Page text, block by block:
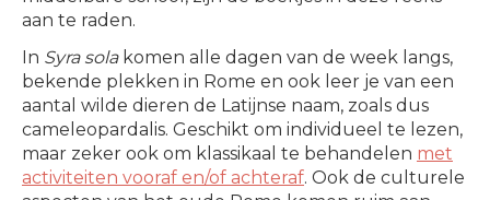
aan te raden.
In Syra solakomen alle dagen van de week langs,
bekende plekken in Rome en ook leer je van een
aantal wilde dieren de Latijnse naam, zoals dus
cameleopardalis. Geschikt om individueel te lezen,
maar zeker ook om klassikaal te behandelen met
activiteiten vooraf en/of achteraf. Ook de culturele